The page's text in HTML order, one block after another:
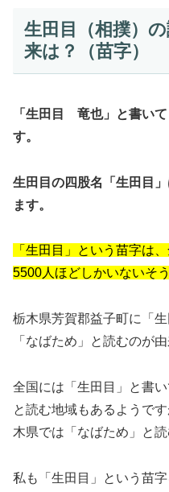
生田目（相撲）
来は？（苗字）
「生田目 竜也」と書い
す。
生田目の四股名「生田目
ます。
「生田目」という苗字は
5500人ほどしかいないそう
栃木県芳賀郡益子町に「
「なばため」と読むのが
全国には「生田目」と書
と読む地域もあるようで
木県では「なばため」と読
私も「生田目」という苗